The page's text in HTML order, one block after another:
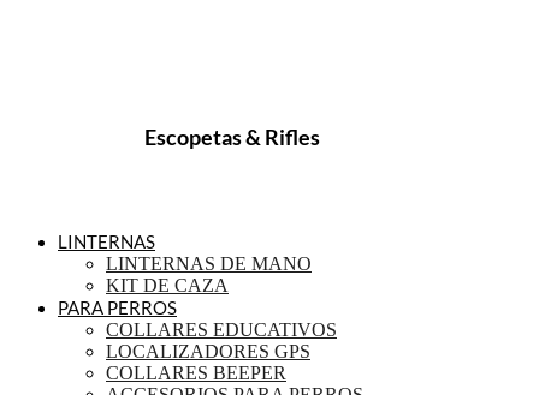
Escopetas & Rifles
LINTERNAS
LINTERNAS DE MANO
KIT DE CAZA
PARA PERROS
COLLARES EDUCATIVOS
LOCALIZADORES GPS
COLLARES BEEPER